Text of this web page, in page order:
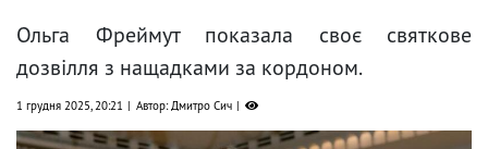
Ольга Фреймут показала своє святкове
дозвілля з нащадками за кордоном.
1 грудня 2025, 20:21 Автор: Дмитро Сич